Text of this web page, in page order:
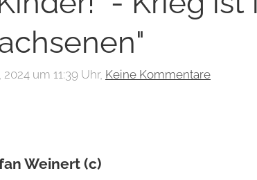
2024 um 11:39 Uhr, Keine Kommentare
Weinert (c)